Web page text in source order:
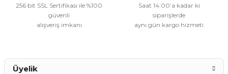
256 bit SSL Sertifikası ile %100
güvenli
alışveriş imkanı
Saat 14:00’a kadar ki
siparişlerde
aynı gün kargo hizmeti
Üyelik